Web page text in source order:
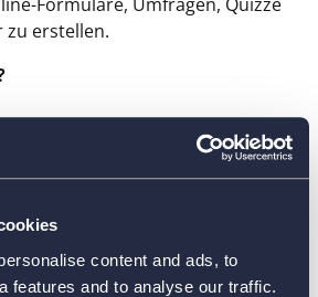
content and ads, to
features and to analyse our traffic.
zu erstellen.
und Feedbackformulare sind
geschäftlichen Schwerpunkte.
Matrixfelder in Ihre
herauszuholen!